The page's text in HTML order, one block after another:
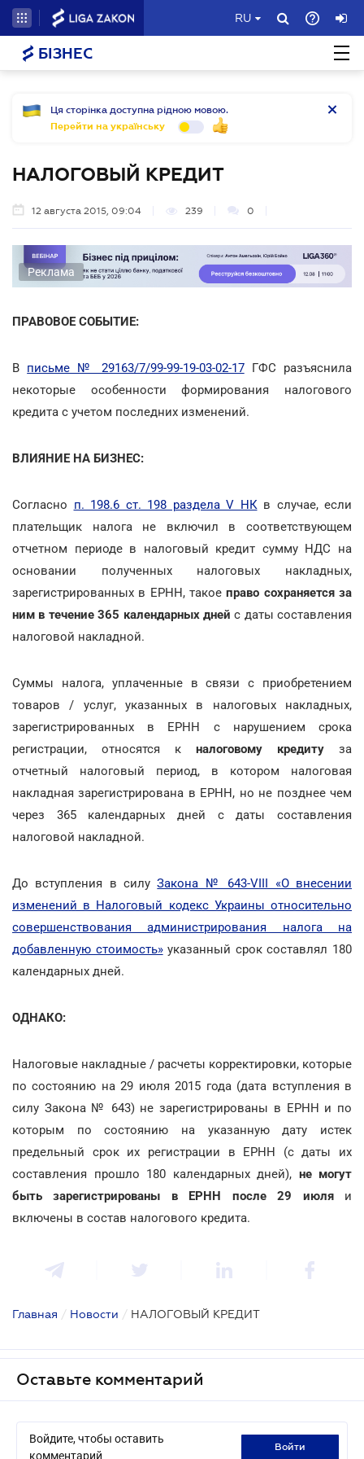
RU
БІЗНЕС
Ця сторінка доступна рідною мовою.
Перейти на українську
НАЛОГОВЫЙ КРЕДИТ
12 августа 2015, 09:04 239 0
Реклама
ПРАВОВОЕ СОБЫТИЕ:
В письме № 29163/7/99-99-19-03-02-17ГФС разъяснила
некоторые особенности формирования налогового
кредита с учетом последних изменений.
ВЛИЯНИЕ НА БИЗНЕС:
Согласно п. 198.6 ст. 198 раздела V НКв случае, если
плательщик налога не включил в соответствующем
отчетном периоде в налоговый кредит сумму НДС на
основании полученных налоговых накладных,
зарегистрированных в ЕРНН, такое право сохраняется за
ним в течение 365 календарных дней с даты составления
налоговой накладной.
Суммы налога, уплаченные в связи с приобретением
товаров / услуг, указанных в налоговых накладных,
зарегистрированных в ЕРНН с нарушением срока
регистрации, относятся к налоговому кредиту за
отчетный налоговый период, в котором налоговая
накладная зарегистрирована в ЕРНН, но не позднее чем
через 365 календарных дней с даты составления
налоговой накладной.
До вступления в силуЗакона № 643-VIII «О внесении
изменений в Налоговый кодекс Украины относительно
совершенствования администрирования налога на
добавленную стоимость»указанный срок составлял 180
календарных дней.
ОДНАКО:
Налоговые накладные / расчеты корректировки, которые
по состоянию на 29 июля 2015 года (дата вступления в
силу Закона № 643) не зарегистрированы в ЕРНН и по
которым по состоянию на указанную дату истек
предельный срок их регистрации в ЕРНН (с даты их
составления прошло 180 календарных дней), не могут
быть зарегистрированы в ЕРНН после 29 июляи
включены в состав налогового кредита.
Главная / Новости / НАЛОГОВЫЙ КРЕДИТ
Оставьте комментарий
Войдите, чтобы оставить
комментарий
войти